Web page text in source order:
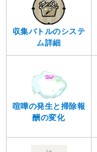
収集バトルのシステ
ム詳細
喧嘩の発生と掃除報
酬の変化